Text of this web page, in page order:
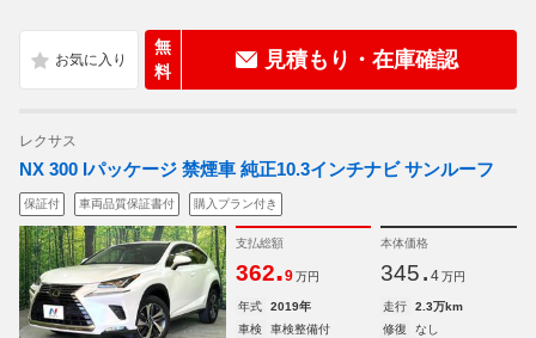
無
料
見積もり・在庫確認
レクサス
NX 300 Iパッケージ 禁煙車 純正10.3インチナビ サンルーフ
保証付 車両品質保証書付 購入プラン付き
支払総額
362.9 万円
本体価格
345. 4 万円
年式 2019年 走行
2.3万km
車検
車検整備付 修復
なし